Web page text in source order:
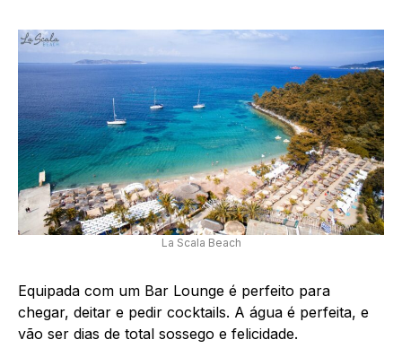
La Scala Beach
Equipada com um Bar Lounge é perfeito para
chegar, deitar e pedir cocktails. A água é perfeita, e
vão ser dias de total sossego e felicidade.